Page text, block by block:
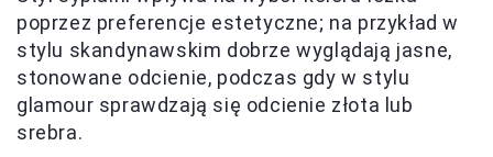
poprzez preferencje estetyczne; na przykład w
stylu skandynawskim dobrze wyglądają jasne,
stonowane odcienie, podczas gdy w stylu
glamour sprawdzają się odcienie złota lub
srebra.